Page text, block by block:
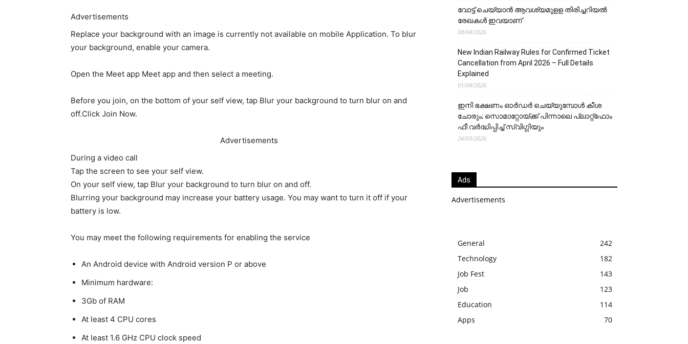
Advertisements
Replace your background with an image is currently not available on mobile Application. To blur
your background, enable your camera.
Open the Meet app Meet app and then select a meeting.
Before you join, on the bottom of your self view, tap Blur your background to turn blur on and
off.Click Join Now.
Advertisements
During a video call
Tap the screen to see your self view.
On your self view, tap Blur your background to turn blur on and off.
Blurring your background may increase your battery usage. You may want to turn it off if your
battery is low.
You may meet the following requirements for enabling the service
An Android device with Android version P or above
Minimum hardware:
3Gb of RAM
At least 4 CPU cores
At least 1.6 GHz CPU clock speed
വോട്ട് ചെയ്യാന്‍ ആവശ്യമുളള തിരിച്ചറിയല്‍
രേഖകള്‍ ഇവയാണ്
08/04/2026
New Indian Railway Rules for Confirmed Ticket
Cancellation from April 2026 – Full Details
Explained
01/04/2026
ഇനി ഭക്ഷണം ഓർഡർ ചെയ്യുമ്പോൾ കീശ
ചോരും; സൊമാറ്റോയ്ക്ക് പിന്നാലെ പ്ലാറ്റ്‌ഫോം
ഫീ വർദ്ധിപ്പിച്ച് സ്വിഗ്ഗിയും
24/03/2026
Ads
Advertisements
General
242
Technology
182
Job Fest
143
Job
123
Education
114
Apps
70